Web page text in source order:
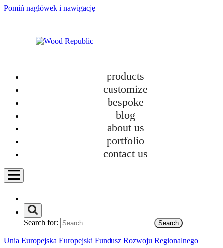
Pomiń nagłówek i nawigację
products
customize
bespoke
blog
about us
portfolio
contact us
Search for:
Unia Europejska Europejski Fundusz Rozwoju Regionalnego
Lisbon Story. Behind the Scenes of the Plywood Hotel Furniture Project
How we work?
Personalization
Uncategorized